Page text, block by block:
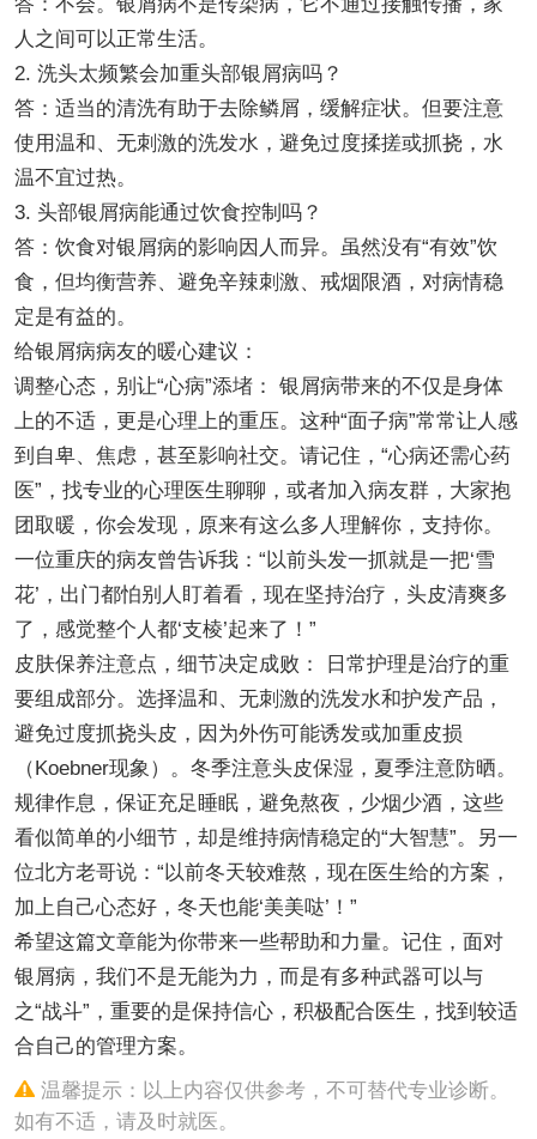
人之间可以正常生活。
2. 洗头太频繁会加重头部银屑病吗？
答：适当的清洗有助于去除鳞屑，缓解症状。但要注意
使用温和、无刺激的洗发水，避免过度揉搓或抓挠，水
温不宜过热。
3. 头部银屑病能通过饮食控制吗？
答：饮食对银屑病的影响因人而异。虽然没有“有效”饮
食，但均衡营养、避免辛辣刺激、戒烟限酒，对病情稳
定是有益的。
给银屑病病友的暖心建议：
调整心态，别让“心病”添堵： 银屑病带来的不仅是身体
上的不适，更是心理上的重压。这种“面子病”常常让人感
到自卑、焦虑，甚至影响社交。请记住，“心病还需心药
医”，找专业的心理医生聊聊，或者加入病友群，大家抱
团取暖，你会发现，原来有这么多人理解你，支持你。
一位重庆的病友曾告诉我：“以前头发一抓就是一把‘雪
花’，出门都怕别人盯着看，现在坚持治疗，头皮清爽多
了，感觉整个人都‘支棱’起来了！”
皮肤保养注意点，细节决定成败： 日常护理是治疗的重
要组成部分。选择温和、无刺激的洗发水和护发产品，
避免过度抓挠头皮，因为外伤可能诱发或加重皮损
（Koebner现象）。冬季注意头皮保湿，夏季注意防晒。
规律作息，保证充足睡眠，避免熬夜，少烟少酒，这些
看似简单的小细节，却是维持病情稳定的“大智慧”。另一
位北方老哥说：“以前冬天较难熬，现在医生给的方案，
加上自己心态好，冬天也能‘美美哒’！”
希望这篇文章能为你带来一些帮助和力量。记住，面对
银屑病，我们不是无能为力，而是有多种武器可以与
之“战斗”，重要的是保持信心，积极配合医生，找到较适
合自己的管理方案。
温馨提示：以上内容仅供参考，不可替代专业诊断。
如有不适，请及时就医。